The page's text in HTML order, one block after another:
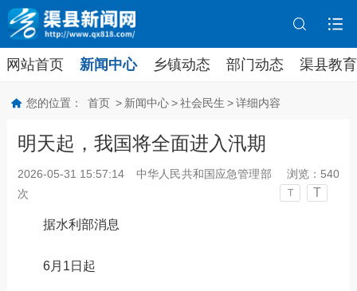
网站首页 新闻中心 乡镇动态 部门动态 渠县教育
您的位置： 首页 > 新闻中心 > 社会民生 > 详细内容
明天起，我国将全面进入汛期
2026-05-31 15:57:14 中华人民共和国应急管理部 浏览： 540
次
T T
据水利部消息
6月1日起